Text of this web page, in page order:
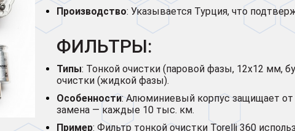
Производство: Указывается Турция, что
ФИЛЬТРЫ:
Типы: Тонкой очистки (паровой фазы, 12x12 мм,
очистки (жидкой фазы).
Особенности: Алюминиевый корпус защищает
замена — каждые 10 тыс. км.
Пример: Фильтр тонкой очистки Torelli 360